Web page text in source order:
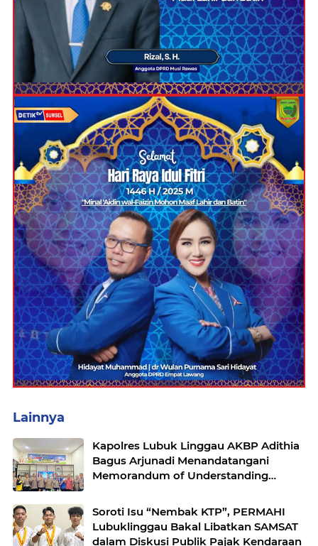
Lainnya
Kapolres Lubuk Linggau AKBP Adithia
Bagus Arjunadi Menandatangani
Memorandum of Understanding
Pendidikan dan Kebudayaan
Soroti Isu “Nembak KTP”, PERMAHI
Lubuklinggau Bakal Libatkan SAMSAT
dalam Diskusi Publik Pajak Kendaraan